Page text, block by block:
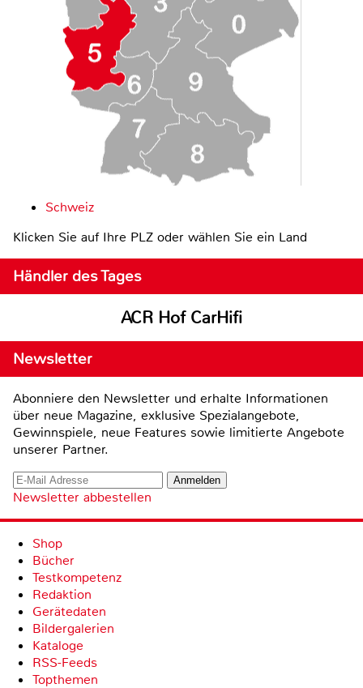
Schweiz
Klicken Sie auf Ihre PLZ oder wählen Sie ein Land
Händler des Tages
ACR Hof CarHifi
Newsletter
Abonniere den Newsletter und erhalte Informationen
über neue Magazine, exklusive Spezialangebote,
Gewinnspiele, neue Features sowie limitierte Angebote
unserer Partner.
Newsletter abbestellen
Shop
Bücher
Testkompetenz
Redaktion
Gerätedaten
Bildergalerien
Kataloge
RSS-Feeds
Topthemen